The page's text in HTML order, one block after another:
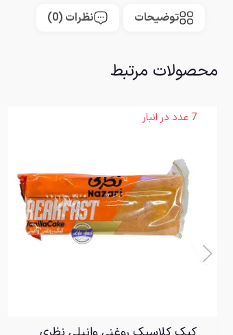
توضیحات نظرات (0)
محصولات مرتبط
7 عدد در انبار